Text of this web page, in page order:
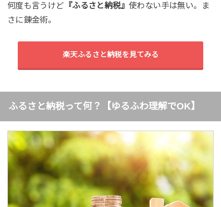
何度も言うけど 『ふるさと納税』使わない手は無い。ま
さに錬金術。
楽天ふるさと納税を見てみる
ふるさと納税って何？【ゆるふわ理解でOK】